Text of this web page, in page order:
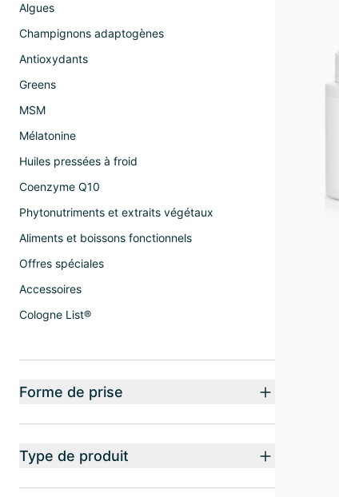
Algues
Champignons adaptogènes
Antioxydants
Greens
MSM
Mélatonine
Huiles pressées à froid
Coenzyme Q10
Phytonutriments et extraits végétaux
Aliments et boissons fonctionnels
Offres spéciales
Accessoires
Cologne List®
Forme de prise
Type de produit